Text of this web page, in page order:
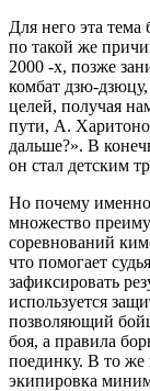
Для него эта
по такой же
2000 -х, позже
комбат дзю-
целей, получая
пути, А.
дальше?». В
он стал детским
Но почему именно
множество
соревнований
что помогает
зафиксировать
используется
позволяющий
боя, а правила
поединку. В то же
экипировка